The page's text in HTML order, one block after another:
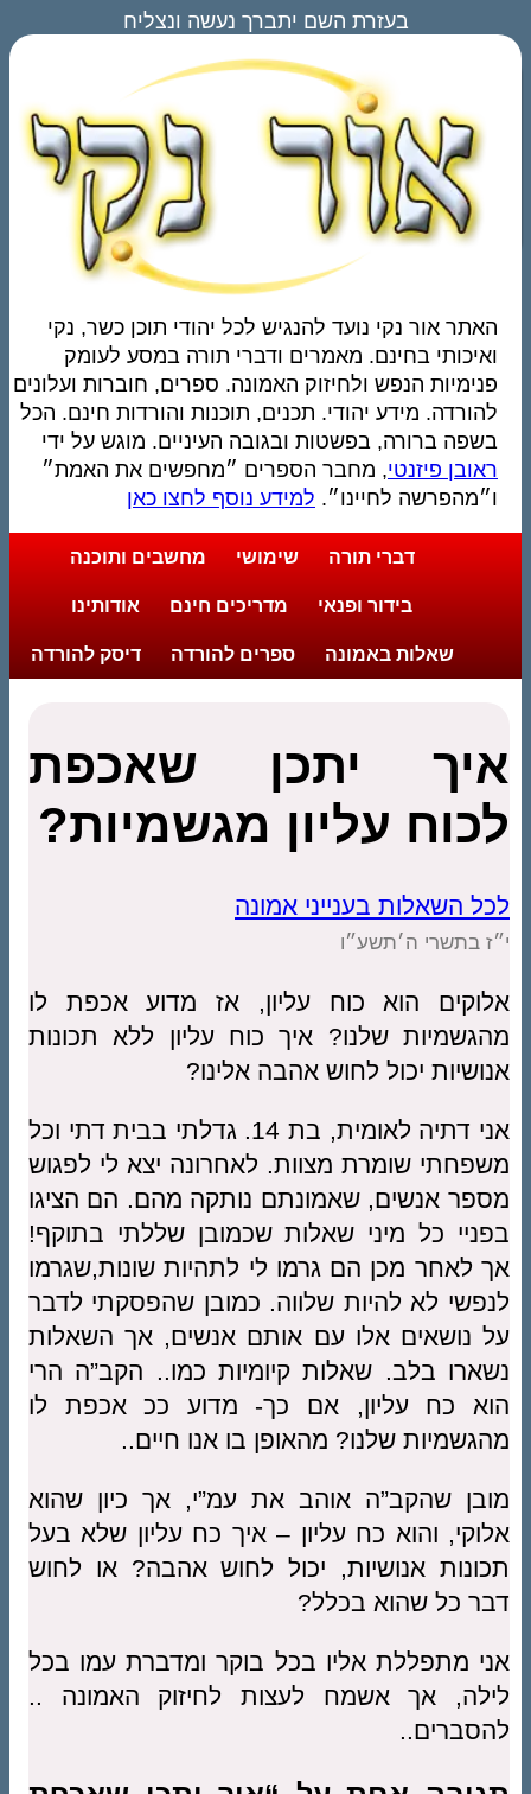
בעזרת השם יתברך נעשה ונצליח
האתר אור נקי נועד להנגיש לכל יהודי תוכן כשר, נקי
ואיכותי בחינם. מאמרים ודברי תורה במסע לעומק
פנימיות הנפש ולחיזוק האמונה. ספרים, חוברות ועלונים
להורדה. מידע יהודי. תכנים, תוכנות והורדות חינם. הכל
בשפה ברורה, בפשטות ובגובה העיניים. מוגש על ידי
ראובן פיזנטי, מחבר הספרים ״מחפשים את האמת״
ו״מהפרשה לחיינו״. למידע נוסף לחצו כאן
דברי תורה שימושי מחשבים ותוכנה
בידור ופנאי מדריכים חינם אודותינו
שאלות באמונה ספרים להורדה דיסק להורדה
איך יתכן שאכפת
לכוח עליון מגשמיות?
לכל השאלות בענייני אמונה
י״ז בתשרי ה׳תשע״ו
אלוקים הוא כוח עליון, אז מדוע אכפת לו
מהגשמיות שלנו? איך כוח עליון ללא תכונות
אנושיות יכול לחוש אהבה אלינו?
אני דתיה לאומית, בת 14. גדלתי בבית דתי וכל
משפחתי שומרת מצוות. לאחרונה יצא לי לפגוש
מספר אנשים, שאמונתם נותקה מהם. הם הציגו
בפניי כל מיני שאלות שכמובן שללתי בתוקף!
אך לאחר מכן הם גרמו לי לתהיות שונות,שגרמו
לנפשי לא להיות שלווה. כמובן שהפסקתי לדבר
על נושאים אלו עם אותם אנשים, אך השאלות
נשארו בלב. שאלות קיומיות כמו.. הקב”ה הרי
הוא כח עליון, אם כך- מדוע ככ אכפת לו
מהגשמיות שלנו? מהאופן בו אנו חיים..
מובן שהקב”ה אוהב את עמ”י, אך כיון שהוא
אלוקי, והוא כח עליון – איך כח עליון שלא בעל
תכונות אנושיות, יכול לחוש אהבה? או לחוש
דבר כל שהוא בכלל?
אני מתפללת אליו בכל בוקר ומדברת עמו בכל
לילה, אך אשמח לעצות לחיזוק האמונה ..
להסברים..